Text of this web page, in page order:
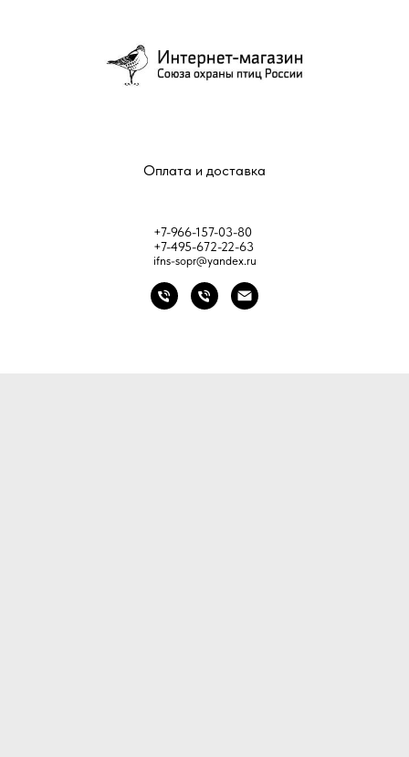
Оплата и доставка
+7-966-157-03-80
+7-495-672-22-63
ifns-sopr@yandex.ru